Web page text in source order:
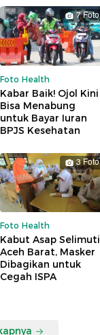
7 Foto
Foto Health
Kabar Baik! Ojol Kini
Bisa Menabung
untuk Bayar Iuran
BPJS Kesehatan
3 Foto
Foto Health
Kabut Asap Selimuti
Aceh Barat, Masker
Dibagikan untuk
Cegah ISPA